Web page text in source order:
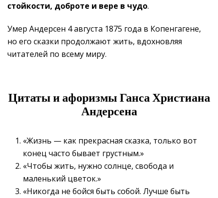
стойкости, доброте и вере в чудо.
Умер Андерсен 4 августа 1875 года в Копенгагене,
но его сказки продолжают жить, вдохновляя
читателей по всему миру.
Цитаты и афоризмы Ганса Христиана
Андерсена
«Жизнь — как прекрасная сказка, только вот
конец часто бывает грустным.»
«Чтобы жить, нужно солнце, свобода и
маленький цветок.»
«Никогда не бойся быть собой. Лучше быть